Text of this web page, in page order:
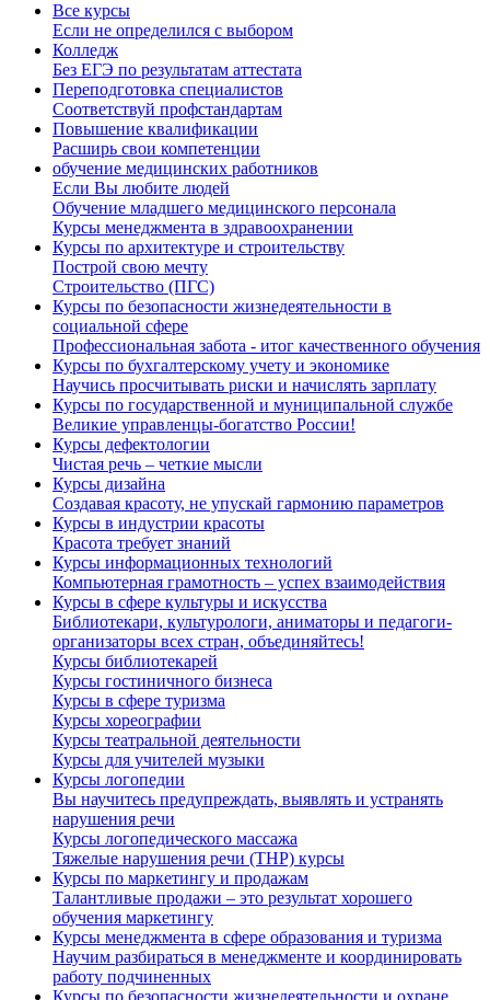
Все курсы
Если не определился с выбором
Колледж
Без ЕГЭ по результатам аттестата
Переподготовка специалистов
Соответствуй профстандартам
Повышение квалификации
Расширь свои компетенции
обучение медицинских работников
Если Вы любите людей
Обучение младшего медицинского персонала
Курсы менеджмента в здравоохранении
Курсы по архитектуре и строительству
Построй свою мечту
Строительство (ПГС)
Курсы по безопасности жизнедеятельности в
социальной сфере
Профессиональная забота - итог качественного обучения
Курсы по бухгалтерскому учету и экономике
Научись просчитывать риски и начислять зарплату
Курсы по государственной и муниципальной службе
Великие управленцы-богатство России!
Курсы дефектологии
Чистая речь – четкие мысли
Курсы дизайна
Создавая красоту, не упускай гармонию параметров
Курсы в индустрии красоты
Красота требует знаний
Курсы информационных технологий
Компьютерная грамотность – успех взаимодействия
Курсы в сфере культуры и искусства
Библиотекари, культурологи, аниматоры и педагоги-
организаторы всех стран, объединяйтесь!
Курсы библиотекарей
Курсы гостиничного бизнеса
Курсы в сфере туризма
Курсы хореографии
Курсы театральной деятельности
Курсы для учителей музыки
Курсы логопедии
Вы научитесь предупреждать, выявлять и устранять
нарушения речи
Курсы логопедического массажа
Тяжелые нарушения речи (ТНР) курсы
Курсы по маркетингу и продажам
Талантливые продажи – это результат хорошего
обучения маркетингу
Курсы менеджмента в сфере образования и туризма
Научим разбираться в менеджменте и координировать
работу подчиненных
Курсы по безопасности жизнедеятельности и охране